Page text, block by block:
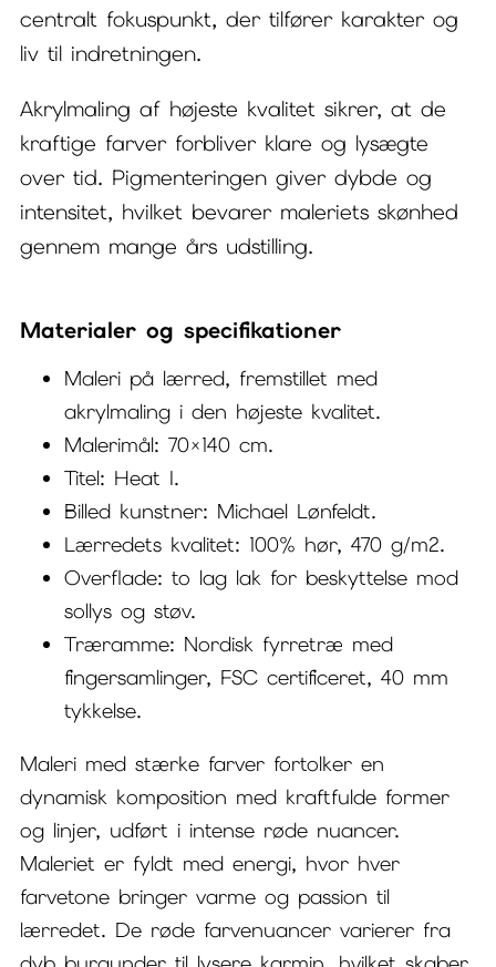
centralt fokuspunkt, der tilfører karakter og
liv til indretningen.
Akrylmaling af højeste kvalitet sikrer, at de
kraftige farver forbliver klare og lysægte
over tid. Pigmenteringen giver dybde og
intensitet, hvilket bevarer maleriets skønhed
gennem mange års udstilling.
Materialer og specifikationer
Maleri på lærred, fremstillet med
akrylmaling i den højeste kvalitet.
Malerimål: 70×140 cm.
Titel: Heat I.
Billed kunstner: Michael Lønfeldt.
Lærredets kvalitet: 100% hør, 470 g/m2.
Overflade: to lag lak for beskyttelse mod
sollys og støv.
Træramme: Nordisk fyrretræ med
fingersamlinger, FSC certificeret, 40 mm
tykkelse.
Maleri med stærke farver fortolker en
dynamisk komposition med kraftfulde former
og linjer, udført i intense røde nuancer.
Maleriet er fyldt med energi, hvor hver
farvetone bringer varme og passion til
lærredet. De røde farvenuancer varierer fra